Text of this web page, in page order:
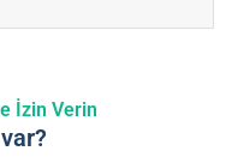
İzin Verin